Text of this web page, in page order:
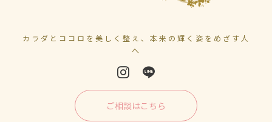
カラダとココロを美しく整え、本来の輝く姿をめざす人
へ
ご相談はこちら